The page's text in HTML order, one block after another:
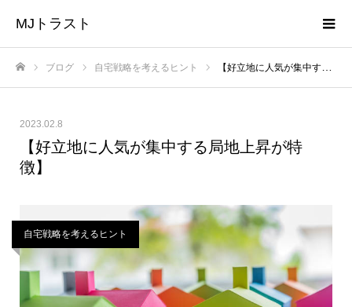
MJトラスト
ブログ 自宅戦略を考えるヒント 【好立地に人気が集中する局地上昇が特徴】
2023.02.8
【好立地に人気が集中する局地上昇が特
徴】
自宅戦略を考えるヒント